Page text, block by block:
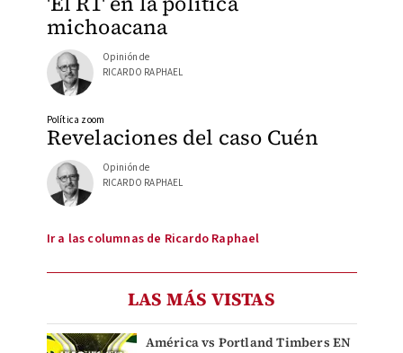
michoacana
Opinión de
RICARDO RAPHAEL
Revelaciones del caso Cuén
Política zoom
Opinión de
RICARDO RAPHAEL
Ir a las columnas de Ricardo Raphael
LAS MÁS VISTAS
América vs Portland Timbers EN